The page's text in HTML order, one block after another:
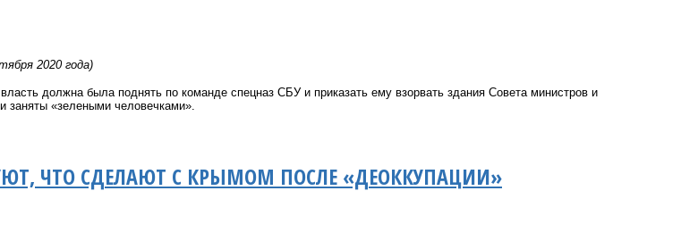
2020 года)
должна была поднять по команде спецназ СБУ и приказать ему взорвать здания Совета министров и
заняты «зелеными человечками».
ЧТО СДЕЛАЮТ С КРЫМОМ ПОСЛЕ «ДЕОККУПАЦИИ»